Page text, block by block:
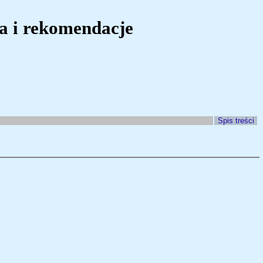
i rekomendacje
Spis treści